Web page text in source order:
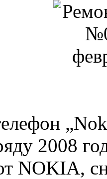
2008
NOKIA,